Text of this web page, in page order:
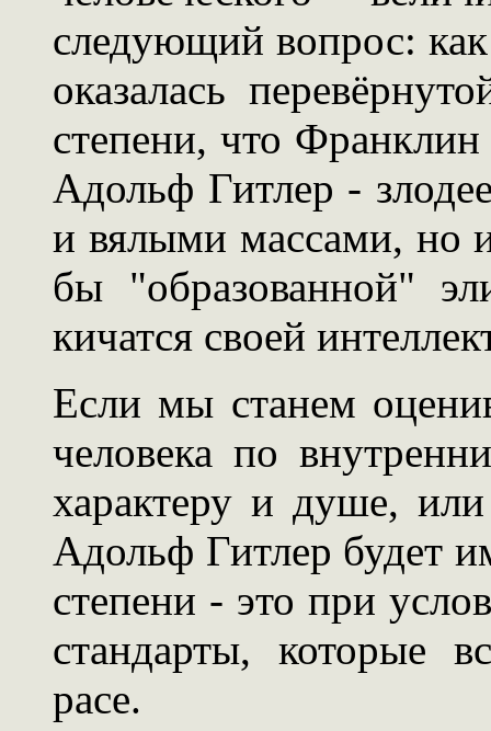
следующий вопрос:
оказалась
степени, что Франклин
Адольф Гитлер -
и вялыми массами, но
бы "образованной"
кичатся своей
Если мы станем
человека по
характеру и душе,
Адольф Гитлер будет
степени - это при
стандарты, которые
расе.